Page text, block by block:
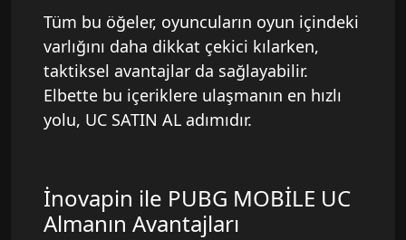
Tüm bu öğeler, oyuncuların oyun içindeki
varlığını daha dikkat çekici kılarken,
taktiksel avantajlar da sağlayabilir.
Elbette bu içeriklere ulaşmanın en hızlı
yolu, UC SATIN AL adımıdır.
İnovapin ile PUBG MOBİLE UC
Almanın Avantajları